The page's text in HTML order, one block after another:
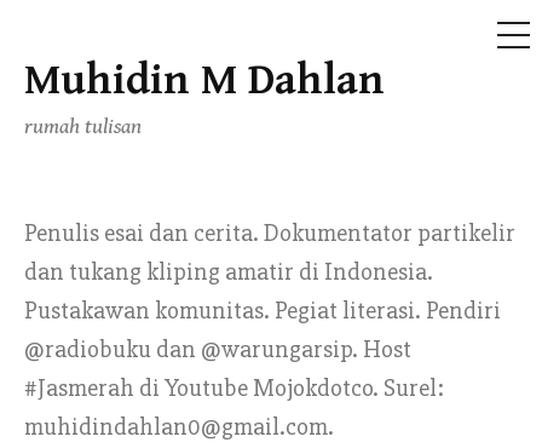
Skip
content
Muhidin M Dahlan
rumah tulisan
Penulis esai dan cerita. Dokumentator partikelir
dan tukang kliping amatir di Indonesia.
Pustakawan komunitas. Pegiat literasi. Pendiri
@radiobuku dan @warungarsip. Host
#Jasmerah di Youtube Mojokdotco. Surel:
muhidindahlan0@gmail.com.